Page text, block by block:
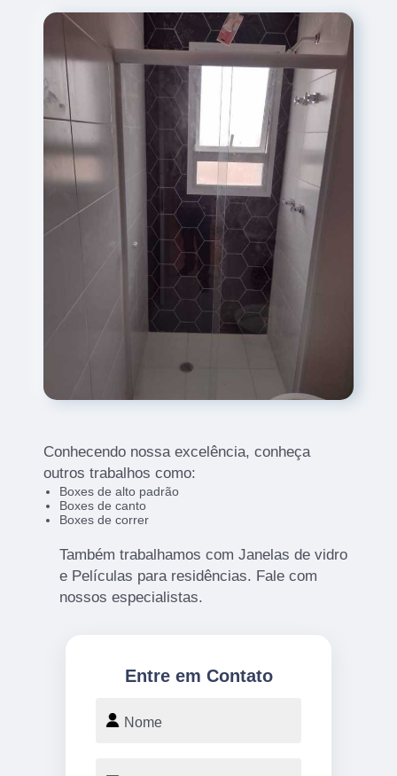
Conhecendo nossa excelência, conheça
outros trabalhos como:
Boxes de alto padrão
Boxes de canto
Boxes de correr
Também trabalhamos com Janelas de vidro
e Películas para residências. Fale com
nossos especialistas.
Entre em Contato